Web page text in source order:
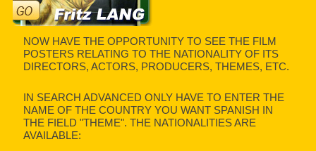
NOW HAVE THE OPPORTUNITY TO SEE THE FILM
POSTERS RELATING TO THE NATIONALITY OF ITS
DIRECTORS, ACTORS, PRODUCERS, THEMES, ETC.
IN SEARCH ADVANCED ONLY HAVE TO ENTER THE
NAME OF THE COUNTRY YOU WANT SPANISH IN
THE FIELD "THEME". THE NATIONALITIES ARE
AVAILABLE: